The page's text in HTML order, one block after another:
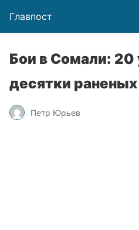
Главпост
Бои в Сомали: 20
десятки раненых
Петр Юрьев